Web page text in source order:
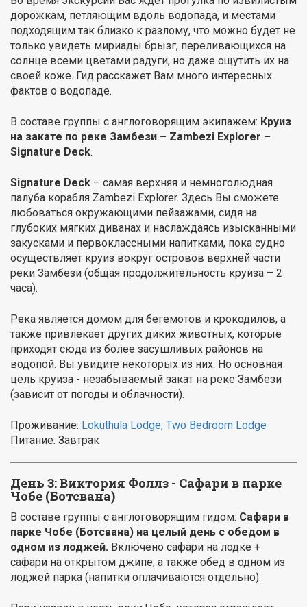
дорожкам, петляющим вдоль водопада, и местами
подходящим так близко к разлому, что можно будет не
только увидеть мириады брызг, переливающихся на
солнце всеми цветами радуги, но даже ощутить их на
своей коже. Гид расскажет Вам много интересных
фактов о водопаде.
В составе группы с англоговорящим экипажем: Круиз
на закате по реке Замбези – Zambezi Explorer –
Signature Deck.
Signature Deck – самая верхняя и немноголюдная
палуба корабля Zambezi Explorer. Здесь Вы сможете
любоваться окружающими пейзажами, сидя на
глубоких мягких диванах и наслаждаясь изысканными
закусками и первоклассными напитками, пока судно
осуществляет круиз вокруг островов верхней части
реки Замбези (общая продолжительность круиза – 2
часа).
Река является домом для бегемотов и крокодилов, а
также привлекает других диких животных, которые
приходят сюда из более засушливых районов на
водопой. Вы увидите некоторых из них. Но основная
цель круиза - незабываемый закат на реке Замбези
(зависит от погоды и облачности).
Проживание: Lokuthula Lodge, Two Bedroom Lodge
Питание: Завтрак
День 3:Виктория Фоллз - Сафари в парке
Чобе (Ботсвана)
В составе группы с англоговорящим гидом: Сафари в
парке Чобе (Ботсвана) на целый день с обедом в
одном из лоджей. Включено сафари на лодке +
сафари на открытом джипе, а также обед в одном из
лоджей парка (напитки оплачиваются отдельно).